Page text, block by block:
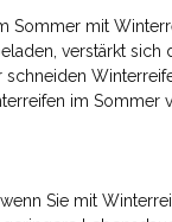
Sommer mit
verstärkt sich
im Sommer
Sie mit